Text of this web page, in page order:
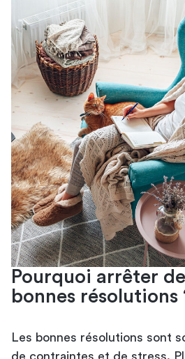
Pourquoi arrêter
bonnes résolutions
Les bonnes résolutions sont
de contraintes et de stress.